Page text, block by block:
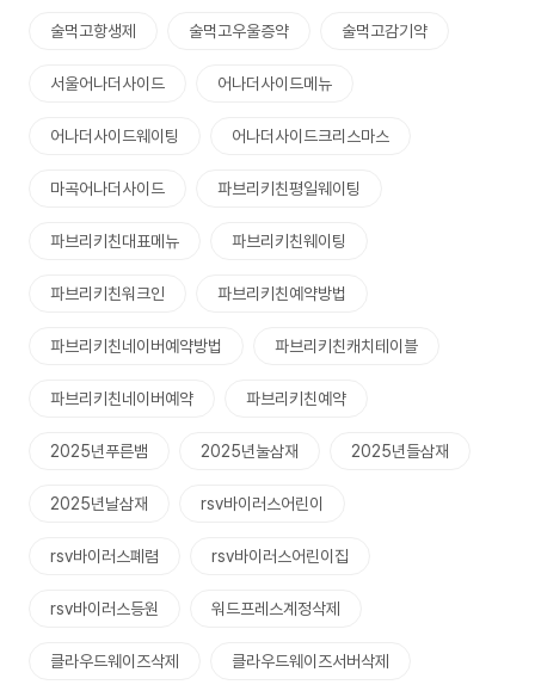
술먹고항생제 술먹고우울증약 술먹고감기약
서울어나더사이드 어나더사이드메뉴
어나더사이드웨이팅 어나더사이드크리스마스
마곡어나더사이드 파브리키친평일웨이팅
파브리키친대표메뉴 파브리키친웨이팅
파브리키친워크인 파브리키친예약방법
파브리키친네이버예약방법 파브리키친캐치테이블
파브리키친네이버예약 파브리키친예약
2025년푸른뱀 2025년눌삼재 2025년들삼재
2025년날삼재 rsv바이러스어린이
rsv바이러스폐렴 rsv바이러스어린이집
rsv바이러스등원 워드프레스계정삭제
클라우드웨이즈삭제 클라우드웨이즈서버삭제